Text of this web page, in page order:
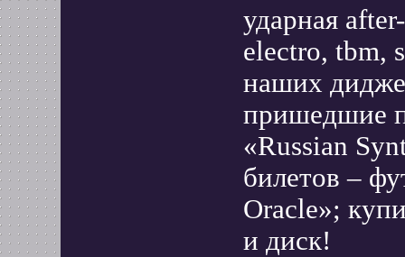
ударная
electro, tbm,
наших
пришедшие
«Russian
билетов –
Oracle»;
и диск!